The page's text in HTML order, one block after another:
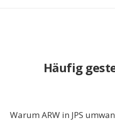
Häufig
Warum ARW in JPS